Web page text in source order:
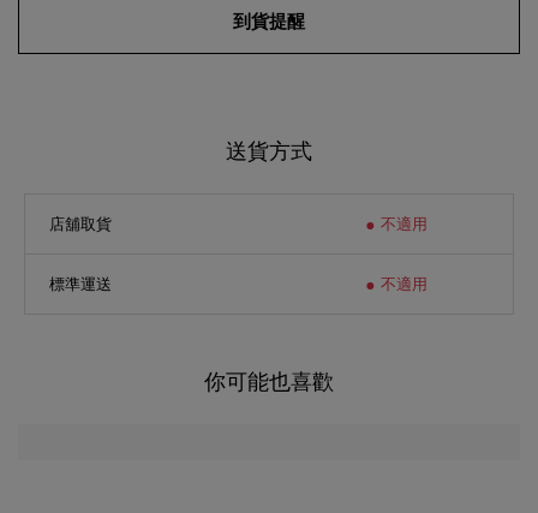
到貨提醒
送貨方式
店舖取貨 不適用
標準運送 不適用
你可能也喜歡